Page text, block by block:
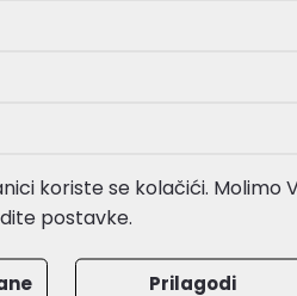
ROLINE
koriste se kolačići. Molimo
postavke.
Prilagodi